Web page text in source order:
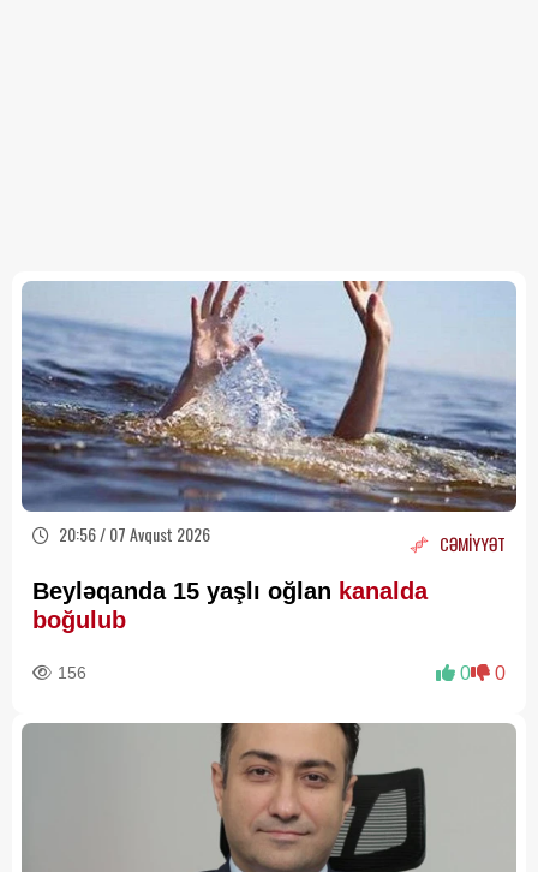
20:56 / 07 Avqust 2026 CƏMİYYƏT
Beyləqanda 15 yaşlı oğlan kanalda
boğulub
156 0 0